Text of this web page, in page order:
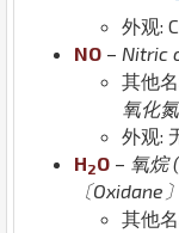
外观:
NO – Nitric
其他
氧化
外观:
H2O – 氧烷
〔Oxidane
其他